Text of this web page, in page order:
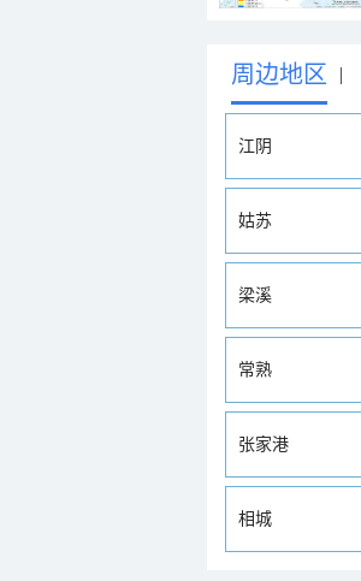
周边地区 |
江阴
姑苏
梁溪
常熟
张家港
相城